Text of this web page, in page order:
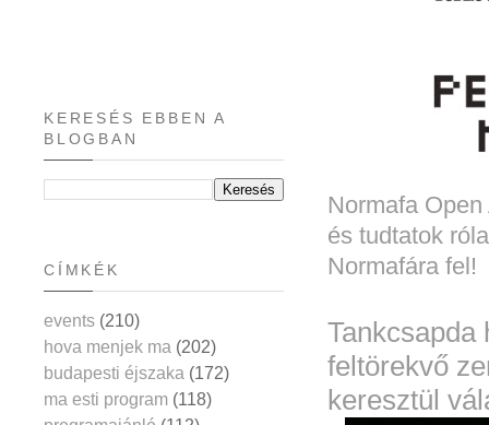
Normafa
és tudtatok
Normafára fel!
Tankcsapda
feltörekvő
keresztül
KERESÉS EBBEN A
BLOGBAN
CÍMKÉK
events (210)
hova menjek ma (202)
budapesti éjszaka (172)
ma esti program (118)